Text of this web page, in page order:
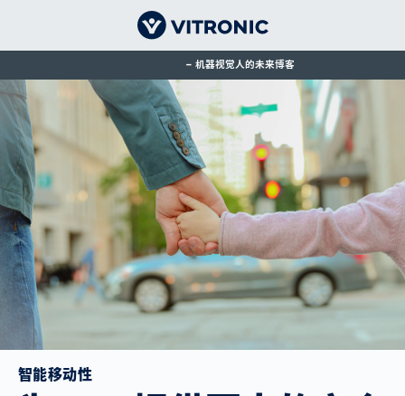
机器视觉人的未来博客
智能移动性